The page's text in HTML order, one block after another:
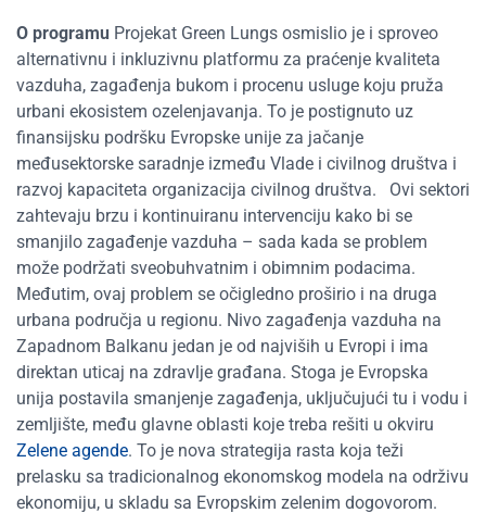
O programu Projekat Green Lungs osmislio je i sproveo
alternativnu i inkluzivnu platformu za praćenje kvaliteta
vazduha, zagađenja bukom i procenu usluge koju pruža
urbani ekosistem ozelenjavanja. To je postignuto uz
finansijsku podršku Evropske unije za jačanje
međusektorske saradnje između Vlade i civilnog društva i
razvoj kapaciteta organizacija civilnog društva.
Ovi sektori
zahtevaju brzu i kontinuiranu intervenciju kako bi se
smanjilo zagađenje vazduha – sada kada se problem
može podržati sveobuhvatnim i obimnim podacima.
Međutim, ovaj problem se očigledno proširio i na druga
urbana područja u regionu. Nivo zagađenja vazduha na
Zapadnom Balkanu jedan je od najviših u Evropi i ima
direktan uticaj na zdravlje građana. Stoga je Evropska
unija postavila smanjenje zagađenja, uključujući tu i vodu i
zemljište, među glavne oblasti koje treba rešiti u okviru
Zelene agende. To je nova strategija rasta koja teži
prelasku sa tradicionalnog ekonomskog modela na održivu
ekonomiju, u skladu sa Evropskim zelenim dogovorom.